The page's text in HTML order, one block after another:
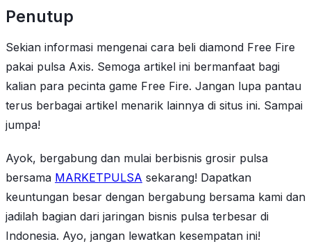
Penutup
Sekian informasi mengenai cara beli diamond Free Fire
pakai pulsa Axis. Semoga artikel ini bermanfaat bagi
kalian para pecinta game Free Fire. Jangan lupa pantau
terus berbagai artikel menarik lainnya di situs ini. Sampai
jumpa!
Ayok, bergabung dan mulai berbisnis grosir pulsa
bersama MARKETPULSA sekarang! Dapatkan
keuntungan besar dengan bergabung bersama kami dan
jadilah bagian dari jaringan bisnis pulsa terbesar di
Indonesia. Ayo, jangan lewatkan kesempatan ini!